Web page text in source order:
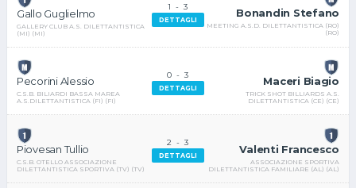
Gallo Guglielmo
GALLERY CLUB A.S. DILETTANTISTICA
(MI) (MI)
1 -3
DETTAGLI
Bonandin Stefano
MEETING A.S.D. DILETTANTISTICA (RO)
(RO)
Pecorini Alessio
C.S.B. BILIARDI BASSA MAREA
A.S.DILETTANTISTICA (FI) (FI)
0 -3
DETTAGLI
Maceri Biagio
TRICK SHOT BILLIARDS A.S.
DILETTANTISTICA (CE) (CE)
Piovesan Tullio
C.S.B. OTELLO ASSOCIAZIONE
DILETTANTISTICA SPORTIVA (TV) (TV)
2 -3
DETTAGLI
Valenti Francesco
ASSOCIAZIONE SPORTIVA
DILETTANTISTICA FAMILIARE (AL) (AL)